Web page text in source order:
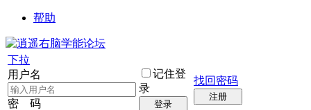
帮助
下拉
用户名
密 码
记住登
录
登录
找回密码
注册